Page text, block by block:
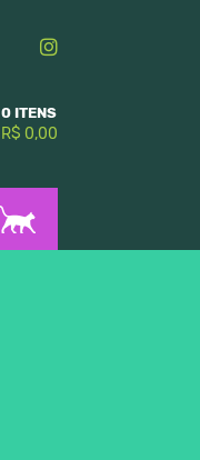
0 ITENS
R$ 0,00